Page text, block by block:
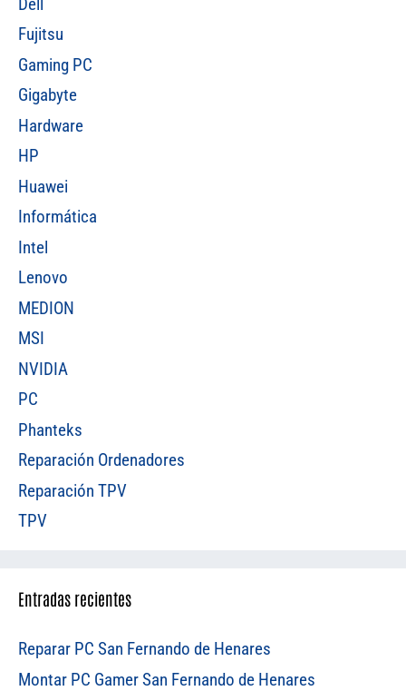
Fujitsu
Gaming PC
Gigabyte
Hardware
HP
Huawei
Informática
Intel
Lenovo
MEDION
MSI
NVIDIA
PC
Phanteks
Reparación Ordenadores
Reparación TPV
TPV
Entradas recientes
Reparar PC San Fernando de Henares
Montar PC Gamer San Fernando de Henares